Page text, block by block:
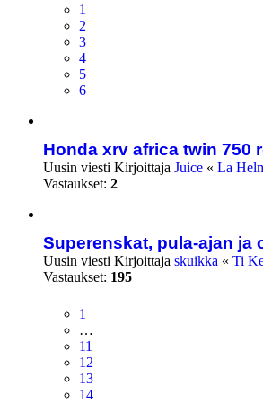
1
2
3
4
5
6
Honda xrv africa twin 750
Uusin viesti Kirjoittaja Juice « La
Vastaukset: 2
Superenskat, pula-ajan ja
Uusin viesti Kirjoittaja skuikka « Ti
Vastaukset: 195
1
…
11
12
13
14